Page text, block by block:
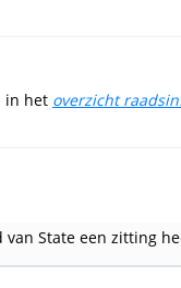
in het overzicht
van State een zitting